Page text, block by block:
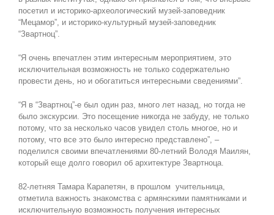
посетил и историко-археологический музей-заповедник
“Мецамор”, и историко-культурный музей-заповедник
“Звартноц”.
“Я очень впечатлен этим интересным мероприятием, это
исключительная возможность не только содержательно
провести день, но и обогатиться интересными сведениями”.
“Я в “Звартноц”-е был один раз, много лет назад, но тогда не
было экскурсии. Это посещение никогда не забуду, не только
потому, что за несколько часов увидел столь многое, но и
потому, что все это было интересно представлено”, –
поделился своими впечатлениями 80-летний Володя Маилян,
который еще долго говорил об архитектуре Звартноца.
82-летняя Тамара Карапетян, в прошлом учительница,
отметила важность знакомства с армянскими памятниками и
исключительную возможность получения интересных